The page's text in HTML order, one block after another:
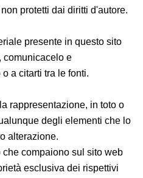
protetti dai diritti d'autore.
presente in questo sito
comunicacelo e
a citarti tra le fonti.
rappresentazione, in toto o
degli elementi che lo
alterazione.
che compaiono sul sito web
esclusiva dei rispettivi